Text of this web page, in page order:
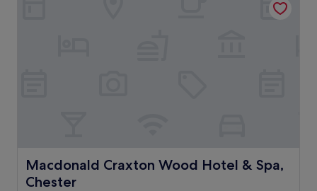
Macdonald Craxton Wood Hotel & Spa,
Chester
Macdonald Craxton Wood Hotel & Spa, Chester